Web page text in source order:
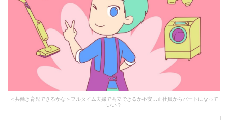
＜共働き育児できるかな＞フルタイム夫婦で両立できるか不安…正社員からパートになって
いい？